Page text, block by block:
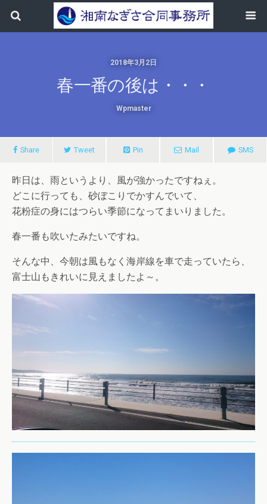
2018年3月2日
春一番の後は・・・
Wpmaster
Share Tweet Pin Mail SMS
昨日は、雨というより、風が強かったですねぇ。
どこに行っても、砂ぼこりでかすんでいて、
花粉症の身にはつらい季節になってまいりました。
春一番も吹いたみたいですね。
そんな中、今朝は風もなく海岸線を車で走っていたら、
富士山もきれいに見えましたよ～。